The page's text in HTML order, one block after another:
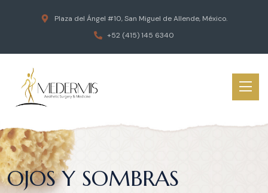
Plaza del Ángel #10, San Miguel de Allende, México.
+52 (415) 145 6340
OJOS Y SOMBRAS